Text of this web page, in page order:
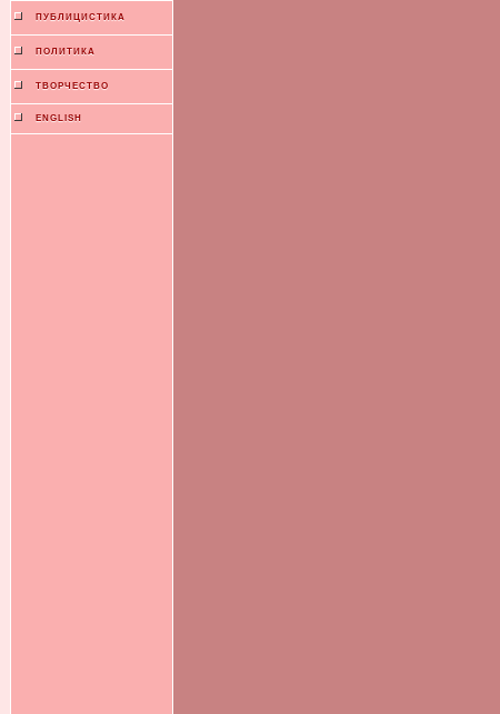
ПУБЛИЦИСТИКА
ПОЛИТИКА
ТВОРЧЕСТВО
ENGLISH